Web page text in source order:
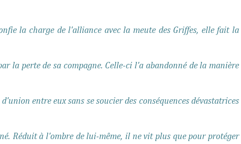
la charge de l'alliance avec la meute des Griffes, elle fait la
la perte de sa compagne. Celle-ci l'a abandonné de la manière
entre eux sans se soucier des conséquences dévastatrices
Réduit à l'ombre de lui-même, il ne vit plus que pour protéger